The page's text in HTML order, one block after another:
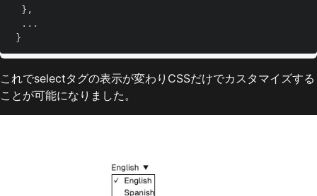
} ,
}
これでselectタグの表示が変わりCSSだけでカスタマイズする
ことが可能になりました。